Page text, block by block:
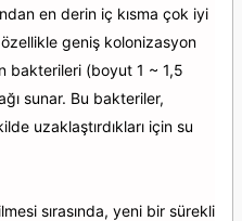
en derin iç kısma çok iyi
özellikle geniş kolonizasyon
bakterileri (boyut 1 ~ 1,5
sunar. Bu bakteriler,
uzaklaştırdıkları için su
sırasında, yeni bir sürekli